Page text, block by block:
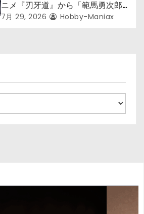
ニメ『刃牙道』から「範馬勇次郎」
が登場ッッ!!
7月 29, 2026 Hobby-Maniax